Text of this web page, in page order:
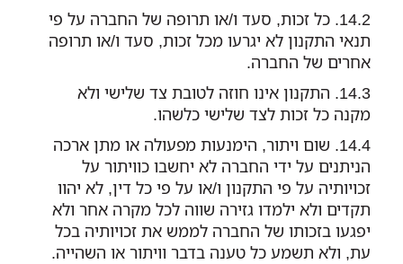
כל זכות, סעד ו/או תרופה של החברה על פי
תנאי התקנון לא יגרעו מכל זכות, סעד ו/או תרופה
אחרים של החברה.
התקנון אינו חוזה לטובת צד שלישי ולא
מקנה כל זכות לצד שלישי כלשהו.
שום ויתור, הימנעות מפעולה או מתן ארכה
הניתנים על ידי החברה לא יחשבו כוויתור על
זכויותיה על פי התקנון ו/או על פי כל דין, לא יהוו
תקדים ולא ילמדו גזירה שווה לכל מקרה אחר ולא
יפגעו בזכותו של החברה לממש את זכויותיה בכל
עת, ולא תשמע כל טענה בדבר וויתור או השהייה.